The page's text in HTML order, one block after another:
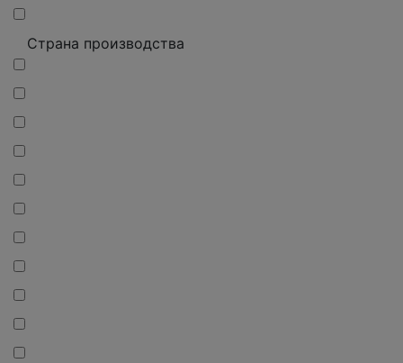
Страна производства